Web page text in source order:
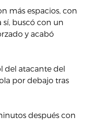
más espacios, con
sí, buscó con un
y acabó
del atacante del
por debajo tras
después con